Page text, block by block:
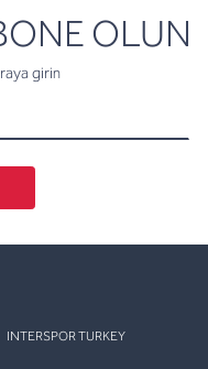
OLUN
girin
INTERSPOR TURKEY